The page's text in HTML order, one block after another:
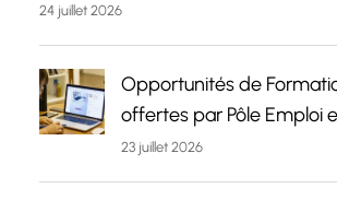
24 juillet 2026
Opportunités de
offertes par Pôle Emploi
23 juillet 2026